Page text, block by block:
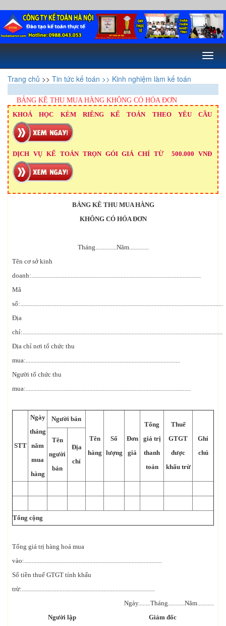
Toggle
Trang chủ >> Tin tức kế toán >> Kinh nghiệm làm kế toán
BẢNG KÊ THU MUA HÀNG KHÔNG CÓ HÓA ĐƠN
KHOÁ HỌC KÈM RIÊNG KẾ TOÁN THEO YÊU CẦU
DỊCH VỤ KẾ TOÁN TRỌN GÓI GIÁ CHỈ TỪ 500.000 VNĐ
BẢNG KÊ THU MUA HÀNG
KHÔNG CÓ HÓA ĐƠN
Tháng..............Năm.............
Tên cơ sở kinh
doanh:................................................................................................................
Mã
số:......................................................................................................................................
Địa
chỉ:....................................................................................................................................
Địa chỉ nơi tổ chức thu
mua:......................................................................................................
Người tổ chức thu
mua:.............................................................................................................
STT
Ngày
tháng
năm
mua
hàng
Người bán
Tên
hàng
Số
lượng
Đơn
giá
Tổng
giá trị
thanh
toán
Thuế
GTGT
được
khấu trừ
Ghi
chú
Tên
người
bán
Địa
chỉ
Tổng cộng
Tổng giá trị hàng hoá mua
vào:...........................................................................................
Số tiền thuế GTGT tính khấu
trừ:........................................................................................
Ngày........Tháng...........Năm...........
Người lập
Giám đốc